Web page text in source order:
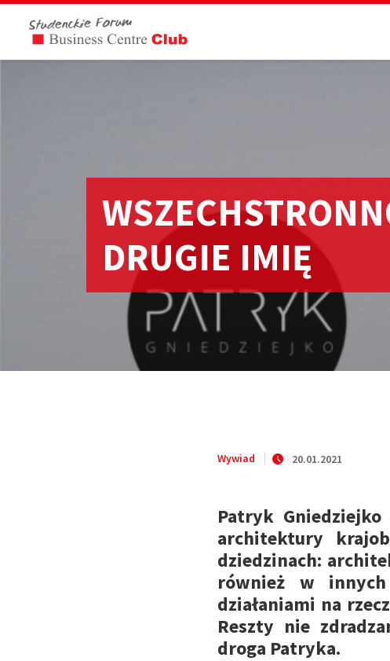
DRUGIE IMIĘ
Wywiad 20.01.2021
Patryk
architektury
dziedzinach:
również w
działaniami na
Reszty nie
droga Patryka.